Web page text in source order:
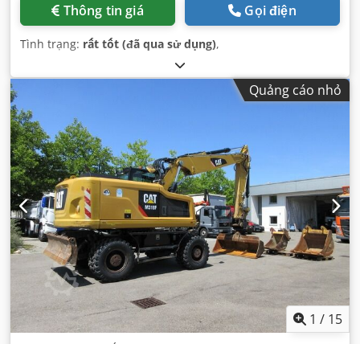
Thông tin giá Gọi điện
Tình trạng: rất tốt (đã qua sử dụng),
Quảng cáo nhỏ
1 / 15